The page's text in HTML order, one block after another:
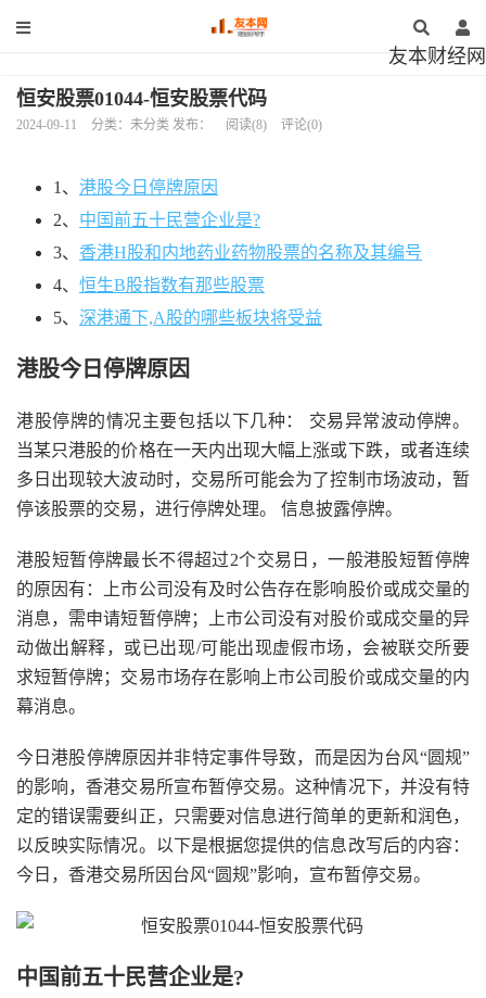
友本财经网
恒安股票01044-恒安股票代码
2024-09-11 分类：未分类 发布： 阅读(8) 评论(0)
1、 港股今日停牌原因
2、 中国前五十民营企业是?
3、 香港H股和内地药业药物股票的名称及其编号
4、 恒生B股指数有那些股票
5、 深港通下,A股的哪些板块将受益
港股今日停牌原因
港股停牌的情况主要包括以下几种： 交易异常波动停牌。
当某只港股的价格在一天内出现大幅上涨或下跌，或者连续
多日出现较大波动时，交易所可能会为了控制市场波动，暂
停该股票的交易，进行停牌处理。 信息披露停牌。
港股短暂停牌最长不得超过2个交易日，一般港股短暂停牌
的原因有：上市公司没有及时公告存在影响股价或成交量的
消息，需申请短暂停牌；上市公司没有对股价或成交量的异
动做出解释，或已出现/可能出现虚假市场，会被联交所要
求短暂停牌；交易市场存在影响上市公司股价或成交量的内
幕消息。
今日港股停牌原因并非特定事件导致，而是因为台风“圆规”
的影响，香港交易所宣布暂停交易。这种情况下，并没有特
定的错误需要纠正，只需要对信息进行简单的更新和润色，
以反映实际情况。以下是根据您提供的信息改写后的内容：
今日，香港交易所因台风“圆规”影响，宣布暂停交易。
中国前五十民营企业是?